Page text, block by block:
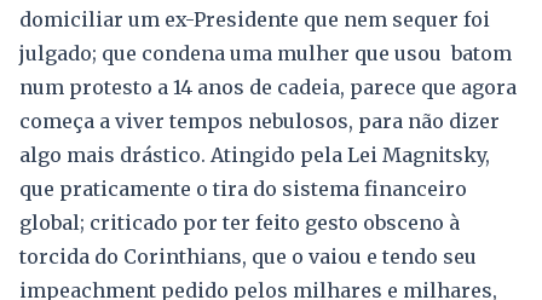
domiciliar um ex-Presidente que nem sequer foi
julgado; que condena uma mulher que usou batom
num protesto a 14 anos de cadeia, parece que agora
começa a viver tempos nebulosos, para não dizer
algo mais drástico. Atingido pela Lei Magnitsky,
que praticamente o tira do sistema financeiro
global; criticado por ter feito gesto obsceno à
torcida do Corinthians, que o vaiou e tendo seu
impeachment pedido pelos milhares e milhares,